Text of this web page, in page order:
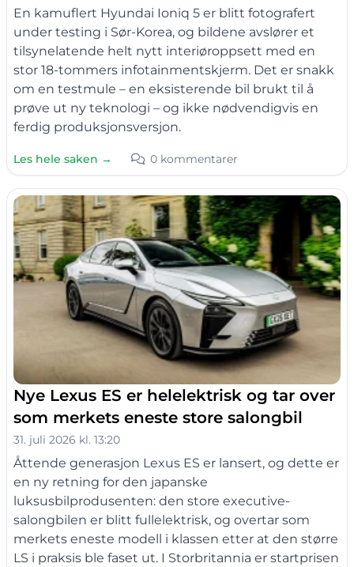
En kamuflert Hyundai Ioniq 5 er blitt fotografert
under testing i Sør-Korea, og bildene avslører et
tilsynelatende helt nytt interiøroppsett med en
stor 18-tommers infotainmentskjerm. Det er snakk
om en testmule – en eksisterende bil brukt til å
prøve ut ny teknologi – og ikke nødvendigvis en
ferdig produksjonsversjon.
Les hele saken → 0 kommentarer
Nye Lexus ES er helelektrisk og tar over
som merkets eneste store salongbil
31. juli 2026 kl. 13:20
Åttende generasjon Lexus ES er lansert, og dette er
en ny retning for den japanske
luksusbilprodusenten: den store executive-
salongbilen er blitt fullelektrisk, og overtar som
merkets eneste modell i klassen etter at den større
LS i praksis ble faset ut. I Storbritannia er startprisen